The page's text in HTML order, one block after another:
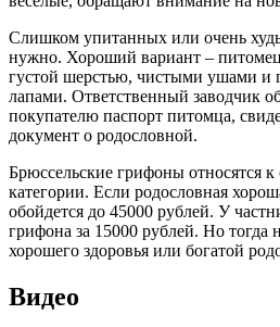
Слишком упитанных или очень
нужно. Хороший вариант –
густой шерстью, чистыми ушами и
лапами. Ответственный заводчик
покупателю паспорт питомца,
документ о родословной.
Брюссельские грифоны относятся
категории. Если родословная
обойдется до 45000 рублей. У
грифона за 15000 рублей. Но тогда
хорошего здоровья или богатой
Видео